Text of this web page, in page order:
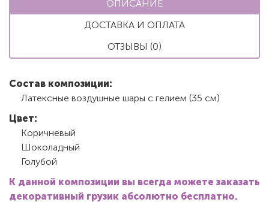
ОПИСАНИЕ
ДОСТАВКА И ОПЛАТА
ОТЗЫВЫ (0)
Состав композиции:
Латексные воздушные шары с гелием (35 см)
Цвет:
Коричневый
Шоколадный
Голубой
К данной композиции вы всегда можете заказать
декоративный грузик абсолютно бесплатно.